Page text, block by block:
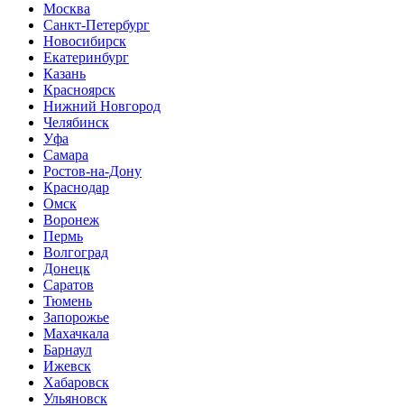
Москва
Санкт-Петербург
Новосибирск
Екатеринбург
Казань
Красноярск
Нижний Новгород
Челябинск
Уфа
Самара
Ростов-на-Дону
Краснодар
Омск
Воронеж
Пермь
Волгоград
Донецк
Саратов
Тюмень
Запорожье
Махачкала
Барнаул
Ижевск
Хабаровск
Ульяновск